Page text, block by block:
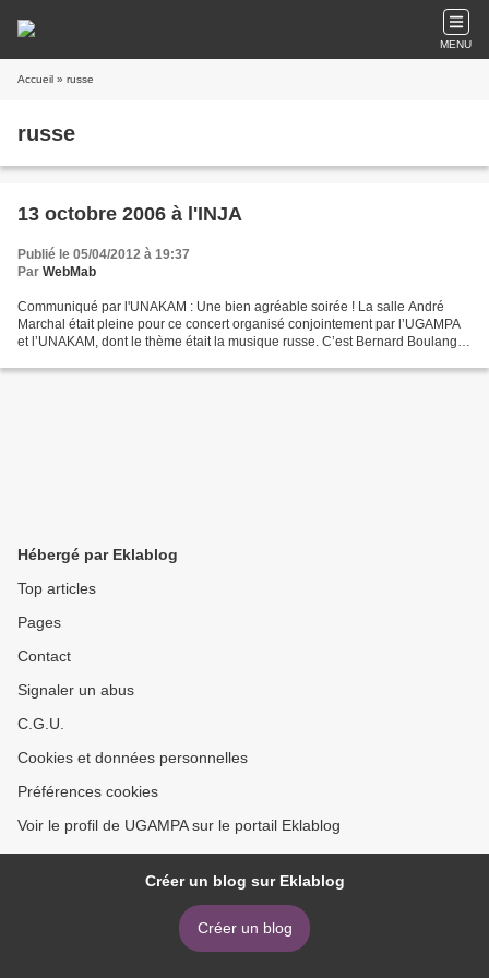
MENU
Accueil » russe
russe
13 octobre 2006 à l'INJA
Publié le 05/04/2012 à 19:37
Par WebMab
Communiqué par l'UNAKAM : Une bien agréable soirée ! La salle André
Marchal était pleine pour ce concert organisé conjointement par l’UGAMPA
et l’UNAKAM, dont le thème était la musique russe. C’est Bernard Boulanger,
Hébergé par Eklablog
Top articles
Pages
Contact
Signaler un abus
C.G.U.
Cookies et données personnelles
Préférences cookies
Voir le profil de UGAMPA sur le portail Eklablog
Créer un blog sur Eklablog
Créer un blog